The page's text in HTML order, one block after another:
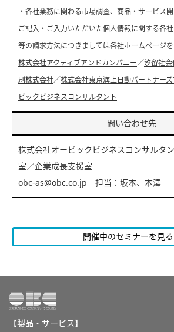
・各社業務に関わる市場調査、商品・サービス
ご記入・ご入力いただいた個人情報に関する各
等の請求方法につきましては各社ホームページを
株式会社アクティブアンドカンパニー／汐留社会
刷株式会社／株式会社東京海上日動パートナーズ
ビックビジネスコンサルタント
問い合わせ先
株式会社オービックビジネスコンサルタ
室／企業成長支援室
obc-as@obc.co.jp 担当：坂本、本澤
開催中のセミナーを見る
【製品・サービス】